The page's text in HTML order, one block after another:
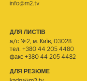
info@m2.tv
ДЛЯ ЛИСТІВ
а/с №2, м. Київ, 03028
тел. +380 44 205 4480
факс +380 44 205 4482
ДЛЯ РЕЗЮМЕ
kadry@m2.tv